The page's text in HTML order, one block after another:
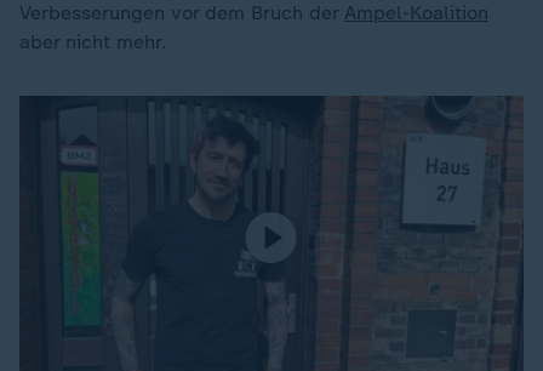
Verbesserungen vor dem Bruch der Ampel-Koalition
aber nicht mehr.